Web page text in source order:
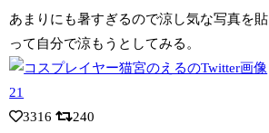
あまりにも暑すぎるので涼し気な写真を貼
って自分で涼もうとしてみる。
3316
240